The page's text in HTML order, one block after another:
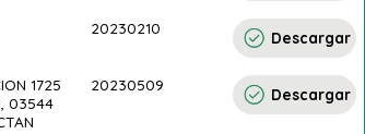
20230210
Descargar
1725
03544
20230509
Descargar